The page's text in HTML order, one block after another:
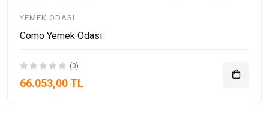
YEMEK ODASI
Como Yemek Odası
(0)
66.053,00 TL